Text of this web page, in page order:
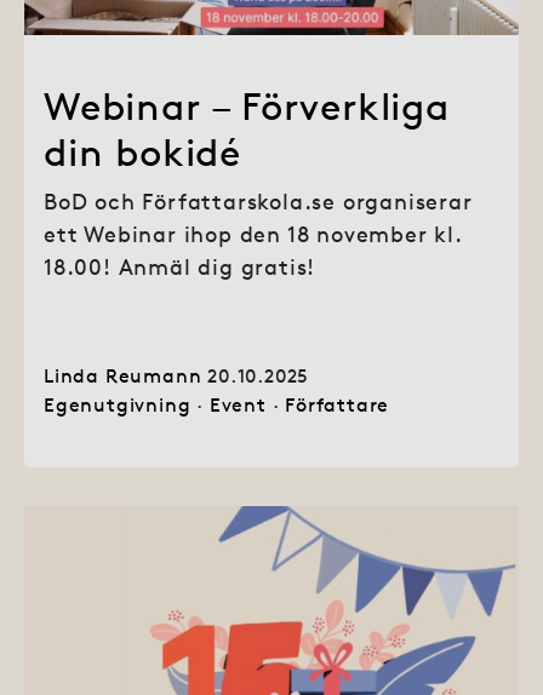
Webinar – Förverkliga
din bokidé
BoD och Författarskola.se organiserar
ett Webinar ihop den 18 november kl.
18.00! Anmäl dig gratis!
Linda Reumann 20.10.2025
Egenutgivning · Event · Författare